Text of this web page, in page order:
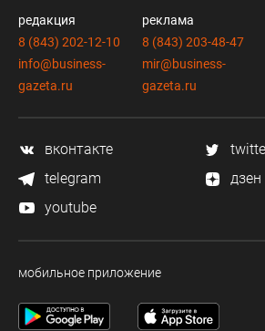
редакция
8 (843) 202-12-10
info@business-
gazeta.ru
реклама
8 (843) 203-48-47
mir@business-
gazeta.ru
вконтакте
telegram
дзен
youtube
мобильное приложение